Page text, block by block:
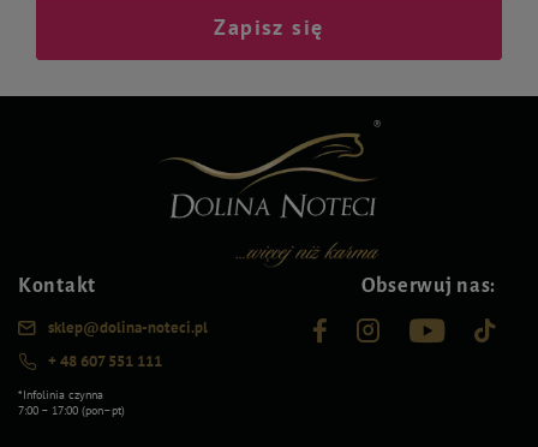
Zapisz się
Kontakt
sklep@dolina-noteci.pl
+ 48 607 551 111
*Infolinia czynna
7:00 – 17:00 (pon–pt)
Obserwuj nas: